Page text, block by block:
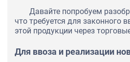
Давайте попробуем
что требуется для законного
этой продукции через
Для ввоза и реализации